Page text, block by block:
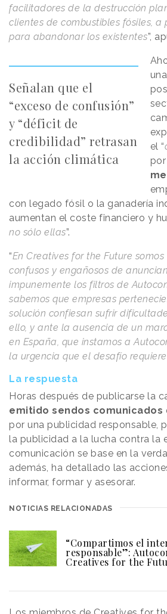
facilitadores de la destrucción
clientes de combustibles fósiles,
para abandonar los existentes”,
Señalan que el
“exceso de confusión”
y “déficit de
credibilidad” retrasan
la acción climática
el “
por
con legado fósil o la ganadería
aumentan el coste financiero y
no sólo ellas”.
“En Creatives for the Future
confusos y engañosos de
impunemente los filtros de
sabemos que empresas
solución confiesan sufrir
ello, y ante la ausencia de un
en España, que instamos a
la urgencia que el desafío requiere
La respuesta
Horas después de publicarse la
emitido sendos comunicados
por una publicidad responsable,
la publicidad a la lucha contra la
comunicación se base en la
además, ha detallado las
informar, formar y asesorar.
NOTICIAS RELACIONADAS
“Compartimos el
responsable”:
Creatives for the